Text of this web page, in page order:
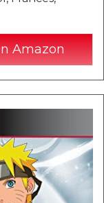
Amazon